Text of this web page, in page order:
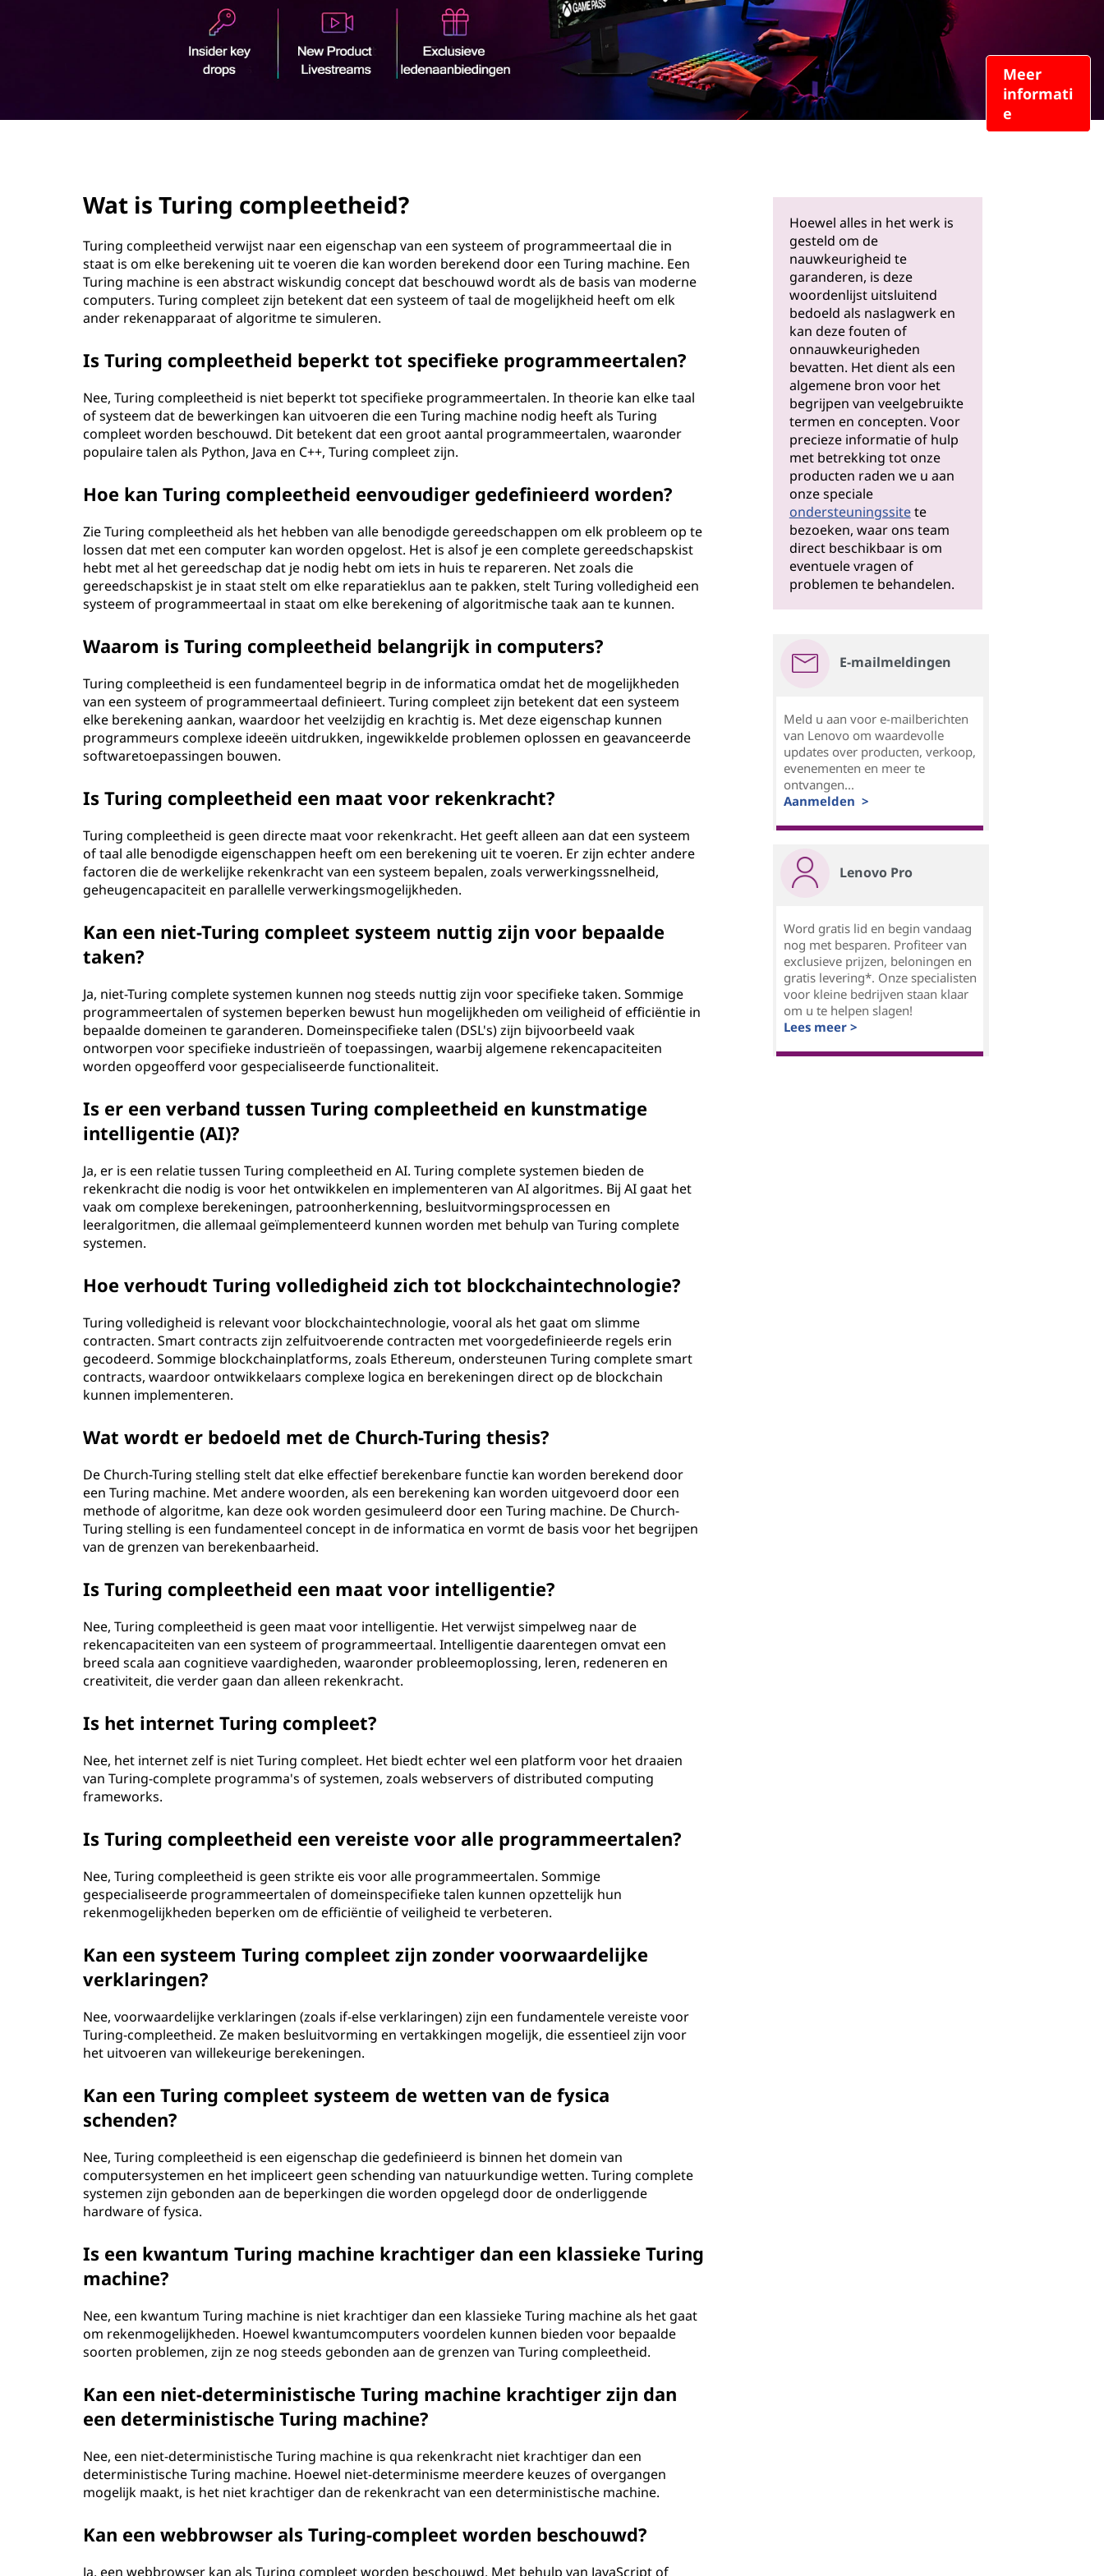
Meer
informati
e
Wat is Turing compleetheid?
Turing compleetheid verwijst naar een eigenschap van een systeem of programmeertaal die in
staat is om elke berekening uit te voeren die kan worden berekend door een Turing machine. Een
Turing machine is een abstract wiskundig concept dat beschouwd wordt als de basis van moderne
computers. Turing compleet zijn betekent dat een systeem of taal de mogelijkheid heeft om elk
ander rekenapparaat of algoritme te simuleren.
Is Turing compleetheid beperkt tot specifieke programmeertalen?
Nee, Turing compleetheid is niet beperkt tot specifieke programmeertalen. In theorie kan elke taal
of systeem dat de bewerkingen kan uitvoeren die een Turing machine nodig heeft als Turing
compleet worden beschouwd. Dit betekent dat een groot aantal programmeertalen, waaronder
populaire talen als Python, Java en C++, Turing compleet zijn.
Hoe kan Turing compleetheid eenvoudiger gedefinieerd worden?
Zie Turing compleetheid als het hebben van alle benodigde gereedschappen om elk probleem op te
lossen dat met een computer kan worden opgelost. Het is alsof je een complete gereedschapskist
hebt met al het gereedschap dat je nodig hebt om iets in huis te repareren. Net zoals die
gereedschapskist je in staat stelt om elke reparatieklus aan te pakken, stelt Turing volledigheid een
systeem of programmeertaal in staat om elke berekening of algoritmische taak aan te kunnen.
Waarom is Turing compleetheid belangrijk in computers?
Turing compleetheid is een fundamenteel begrip in de informatica omdat het de mogelijkheden
van een systeem of programmeertaal definieert. Turing compleet zijn betekent dat een systeem
elke berekening aankan, waardoor het veelzijdig en krachtig is. Met deze eigenschap kunnen
programmeurs complexe ideeën uitdrukken, ingewikkelde problemen oplossen en geavanceerde
softwaretoepassingen bouwen.
Is Turing compleetheid een maat voor rekenkracht?
Turing compleetheid is geen directe maat voor rekenkracht. Het geeft alleen aan dat een systeem
of taal alle benodigde eigenschappen heeft om een berekening uit te voeren. Er zijn echter andere
factoren die de werkelijke rekenkracht van een systeem bepalen, zoals verwerkingssnelheid,
geheugencapaciteit en parallelle verwerkingsmogelijkheden.
Kan een niet-Turing compleet systeem nuttig zijn voor bepaalde
taken?
Ja, niet-Turing complete systemen kunnen nog steeds nuttig zijn voor specifieke taken. Sommige
programmeertalen of systemen beperken bewust hun mogelijkheden om veiligheid of efficiëntie in
bepaalde domeinen te garanderen. Domeinspecifieke talen (DSL's) zijn bijvoorbeeld vaak
ontworpen voor specifieke industrieën of toepassingen, waarbij algemene rekencapaciteiten
worden opgeofferd voor gespecialiseerde functionaliteit.
Is er een verband tussen Turing compleetheid en kunstmatige
intelligentie (AI)?
Ja, er is een relatie tussen Turing compleetheid en AI. Turing complete systemen bieden de
rekenkracht die nodig is voor het ontwikkelen en implementeren van AI algoritmes. Bij AI gaat het
vaak om complexe berekeningen, patroonherkenning, besluitvormingsprocessen en
leeralgoritmen, die allemaal geïmplementeerd kunnen worden met behulp van Turing complete
systemen.
Hoe verhoudt Turing volledigheid zich tot blockchaintechnologie?
Turing volledigheid is relevant voor blockchaintechnologie, vooral als het gaat om slimme
contracten. Smart contracts zijn zelfuitvoerende contracten met voorgedefinieerde regels erin
gecodeerd. Sommige blockchainplatforms, zoals Ethereum, ondersteunen Turing complete smart
contracts, waardoor ontwikkelaars complexe logica en berekeningen direct op de blockchain
kunnen implementeren.
Wat wordt er bedoeld met de Church-Turing thesis?
De Church-Turing stelling stelt dat elke effectief berekenbare functie kan worden berekend door
een Turing machine. Met andere woorden, als een berekening kan worden uitgevoerd door een
methode of algoritme, kan deze ook worden gesimuleerd door een Turing machine. De Church-
Turing stelling is een fundamenteel concept in de informatica en vormt de basis voor het begrijpen
van de grenzen van berekenbaarheid.
Is Turing compleetheid een maat voor intelligentie?
Nee, Turing compleetheid is geen maat voor intelligentie. Het verwijst simpelweg naar de
rekencapaciteiten van een systeem of programmeertaal. Intelligentie daarentegen omvat een
breed scala aan cognitieve vaardigheden, waaronder probleemoplossing, leren, redeneren en
creativiteit, die verder gaan dan alleen rekenkracht.
Is het internet Turing compleet?
Nee, het internet zelf is niet Turing compleet. Het biedt echter wel een platform voor het draaien
van Turing-complete programma's of systemen, zoals webservers of distributed computing
frameworks.
Is Turing compleetheid een vereiste voor alle programmeertalen?
Nee, Turing compleetheid is geen strikte eis voor alle programmeertalen. Sommige
gespecialiseerde programmeertalen of domeinspecifieke talen kunnen opzettelijk hun
rekenmogelijkheden beperken om de efficiëntie of veiligheid te verbeteren.
Kan een systeem Turing compleet zijn zonder voorwaardelijke
verklaringen?
Nee, voorwaardelijke verklaringen (zoals if-else verklaringen) zijn een fundamentele vereiste voor
Turing-compleetheid. Ze maken besluitvorming en vertakkingen mogelijk, die essentieel zijn voor
het uitvoeren van willekeurige berekeningen.
Kan een Turing compleet systeem de wetten van de fysica
schenden?
Nee, Turing compleetheid is een eigenschap die gedefinieerd is binnen het domein van
computersystemen en het impliceert geen schending van natuurkundige wetten. Turing complete
systemen zijn gebonden aan de beperkingen die worden opgelegd door de onderliggende
hardware of fysica.
Is een kwantum Turing machine krachtiger dan een klassieke Turing
machine?
Nee, een kwantum Turing machine is niet krachtiger dan een klassieke Turing machine als het gaat
om rekenmogelijkheden. Hoewel kwantumcomputers voordelen kunnen bieden voor bepaalde
soorten problemen, zijn ze nog steeds gebonden aan de grenzen van Turing compleetheid.
Kan een niet-deterministische Turing machine krachtiger zijn dan
een deterministische Turing machine?
Nee, een niet-deterministische Turing machine is qua rekenkracht niet krachtiger dan een
deterministische Turing machine. Hoewel niet-determinisme meerdere keuzes of overgangen
mogelijk maakt, is het niet krachtiger dan de rekenkracht van een deterministische machine.
Kan een webbrowser als Turing-compleet worden beschouwd?
Ja, een webbrowser kan als Turing compleet worden beschouwd. Met behulp van JavaScript of
Hoewel alles in het werk is
gesteld om de
nauwkeurigheid te
garanderen, is deze
woordenlijst uitsluitend
bedoeld als naslagwerk en
kan deze fouten of
onnauwkeurigheden
bevatten. Het dient als een
algemene bron voor het
begrijpen van veelgebruikte
termen en concepten. Voor
precieze informatie of hulp
met betrekking tot onze
producten raden we u aan
onze speciale
ondersteuningssitete
bezoeken, waar ons team
direct beschikbaar is om
eventuele vragen of
problemen te behandelen.
E-mailmeldingen
Meld u aan voor e-mailberichten
van Lenovo om waardevolle
updates over producten, verkoop,
evenementen en meer te
ontvangen...
Aanmelden >
Lenovo Pro
Word gratis lid en begin vandaag
nog met besparen. Profiteer van
exclusieve prijzen, beloningen en
gratis levering*. Onze specialisten
voor kleine bedrijven staan klaar
om u te helpen slagen!
Lees meer >